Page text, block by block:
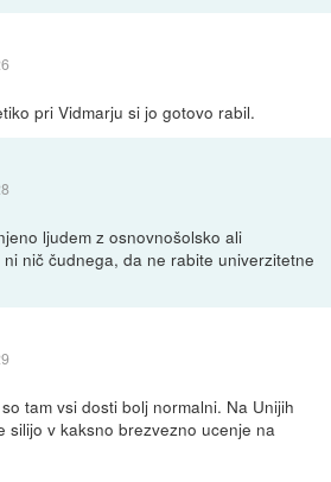
pri Vidmarju si jo gotovo rabil.
ljudem z osnovnošolsko ali
nič čudnega, da ne rabite univerzitetne
tam vsi dosti bolj normalni. Na Unijih
silijo v kaksno brezvezno ucenje na